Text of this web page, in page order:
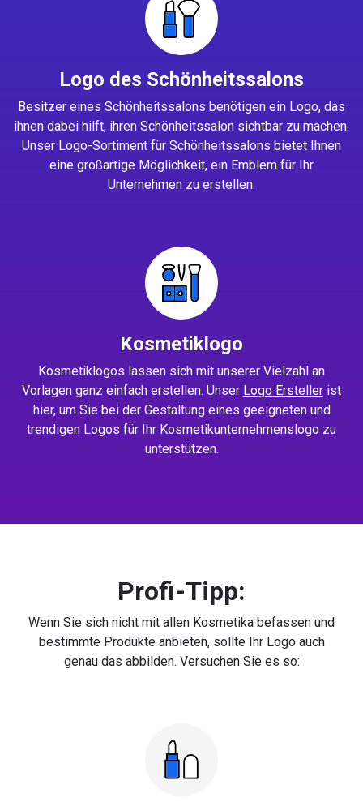
Logo des Schönheitssalons
Besitzer eines Schönheitssalons benötigen ein Logo, das
ihnen dabei hilft, ihren Schönheitssalon sichtbar zu machen.
Unser Logo-Sortiment für Schönheitssalons bietet Ihnen
eine großartige Möglichkeit, ein Emblem für Ihr
Unternehmen zu erstellen.
Kosmetiklogo
Kosmetiklogos lassen sich mit unserer Vielzahl an
Vorlagen ganz einfach erstellen. Unser Logo Ersteller ist
hier, um Sie bei der Gestaltung eines geeigneten und
trendigen Logos für Ihr Kosmetikunternehmenslogo zu
unterstützen.
Profi-Tipp:
Wenn Sie sich nicht mit allen Kosmetika befassen und
bestimmte Produkte anbieten, sollte Ihr Logo auch
genau das abbilden. Versuchen Sie es so: